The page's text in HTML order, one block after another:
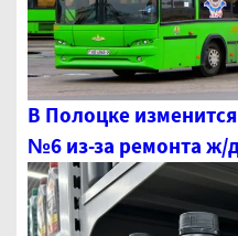
В Полоцке
№6 из-за ремонта ж/